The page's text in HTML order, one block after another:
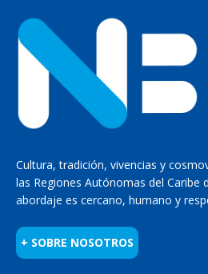
Cultura, tradición, vivencias y
las Regiones Autónomas del Caribe
abordaje es cercano, humano y
+ SOBRE NOSOTROS